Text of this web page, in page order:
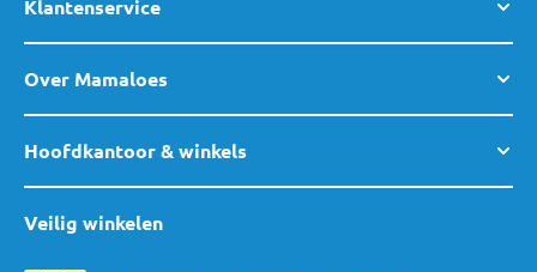
Klantenservice
Over Mamaloes
Hoofdkantoor & winkels
Veilig winkelen